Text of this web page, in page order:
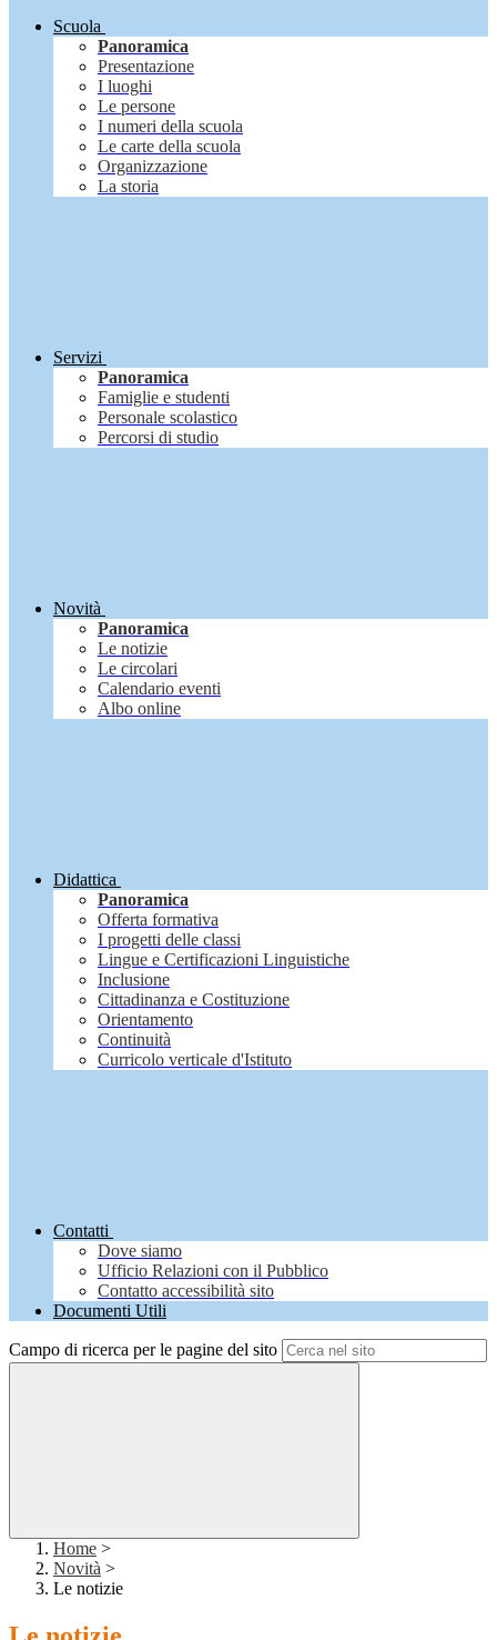
Scuola
Panoramica
Presentazione
I luoghi
Le persone
I numeri della scuola
Le carte della scuola
Organizzazione
La storia
Servizi
Panoramica
Famiglie e studenti
Personale scolastico
Percorsi di studio
Novità
Panoramica
Le notizie
Le circolari
Calendario eventi
Albo online
Didattica
Panoramica
Offerta formativa
I progetti delle classi
Lingue e Certificazioni Linguistiche
Inclusione
Cittadinanza e Costituzione
Orientamento
Continuità
Curricolo verticale d'Istituto
Contatti
Dove siamo
Ufficio Relazioni con il Pubblico
Contatto accessibilità sito
Documenti Utili
Campo di ricerca per le pagine del sito
Home >
Novità >
Le notizie